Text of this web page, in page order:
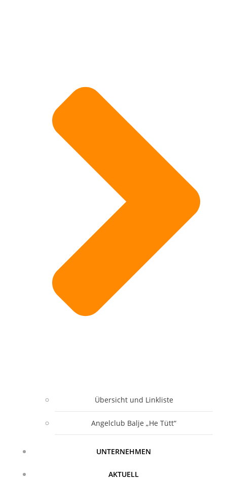
Übersicht und Linkliste
Angelclub Balje „He Tütt“
UNTERNEHMEN
AKTUELL